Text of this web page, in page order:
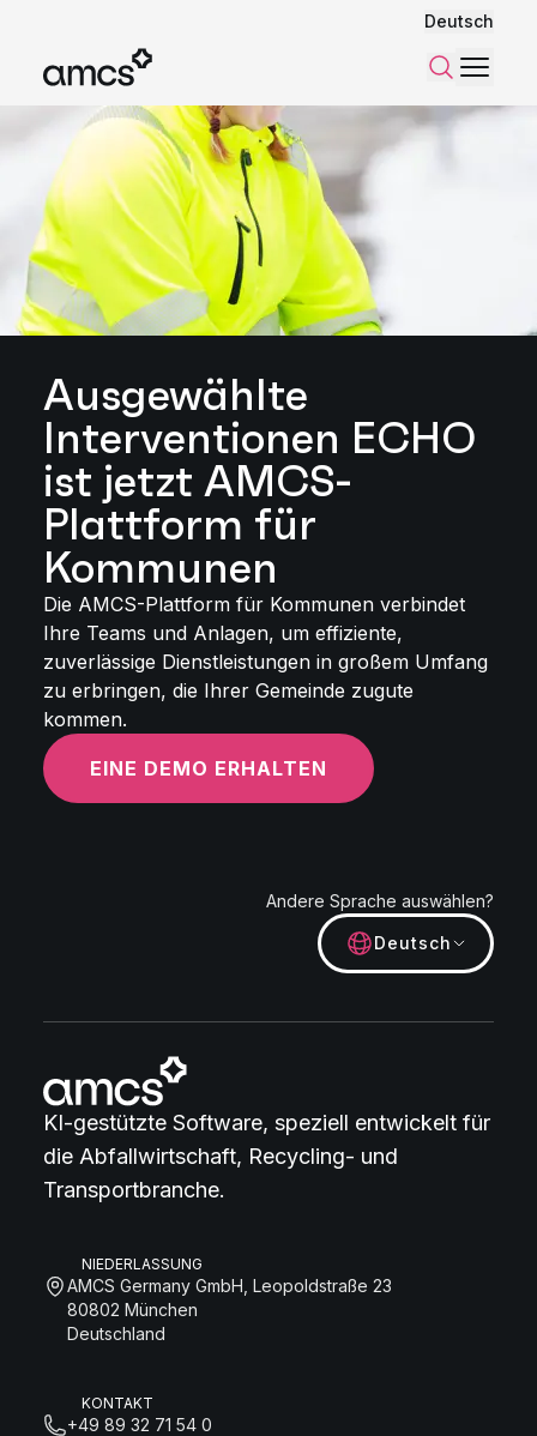
Deutsch
Suchen
Menü
Ausgewählte
Interventionen ECHO
ist jetzt AMCS-
Plattform für
Kommunen
Die AMCS-Plattform für Kommunen verbindet
Ihre Teams und Anlagen, um effiziente,
zuverlässige Dienstleistungen in großem Umfang
zu erbringen, die Ihrer Gemeinde zugute
kommen.
EINE DEMO ERHALTEN
Andere Sprache auswählen?
Deutsch
KI-gestützte Software, speziell entwickelt für
die Abfallwirtschaft, Recycling- und
Transportbranche.
NIEDERLASSUNG
AMCS Germany GmbH, Leopoldstraße 23
80802 München
Deutschland
KONTAKT
+49 89 32 71 54 0